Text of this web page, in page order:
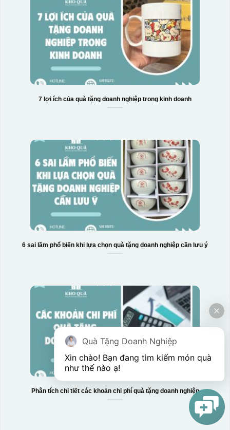
7 lợi ích của quà tặng doanh nghiệp trong kinh doanh
6 sai lầm phổ biến khi lựa chọn quà tặng doanh nghiệp cần lưu ý
Phân tích chi tiết các khoản chi phí quà tặng doanh nghiệp
Quà Tặng Doanh Nghiệp
Xin chào! Bạn đang tìm kiếm món quà
như thế nào ạ!